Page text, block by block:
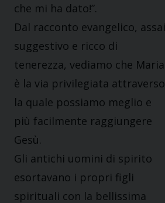
che mi ha dato!”.
Dal racconto evangelico, assai
suggestivo e ricco di
tenerezza, vediamo che Maria
è la via privilegiata attraverso
la quale possiamo meglio e
più facilmente raggiungere
Gesù.
Gli antichi uomini di spirito
esortavano i propri figli
spirituali con la bellissima